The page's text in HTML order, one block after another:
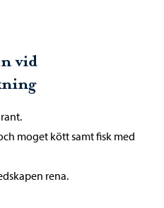
vid
moget kött samt fisk med
rena.